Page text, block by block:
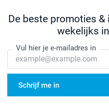
De beste promoties
wekelijks
Vul hier je e-mailadres in
Schrijf me in